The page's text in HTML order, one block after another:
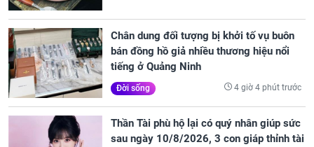
Chân dung đối tượng bị khởi tố vụ buôn
bán đồng hồ giả nhiều thương hiệu nổi
tiếng ở Quảng Ninh
Đời sống 4 giờ 4 phút trước
Thần Tài phù hộ lại có quý nhân giúp sức
sau ngày 10/8/2026, 3 con giáp thỉnh tài